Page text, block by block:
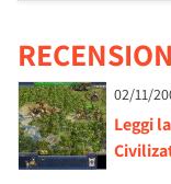
02/11/
Leggi